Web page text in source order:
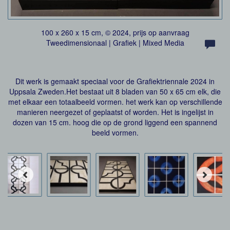
100 x 260 x 15 cm, © 2024, prijs op aanvraag
Tweedimensionaal | Grafiek | Mixed Media
Dit werk is gemaakt speciaal voor de Grafiektriennale 2024 in
Uppsala Zweden.Het bestaat uit 8 bladen van 50 x 65 cm elk, die
met elkaar een totaalbeeld vormen. het werk kan op verschillende
manieren neergezet of geplaatst of worden. Het is ingelijst in
dozen van 15 cm. hoog die op de grond liggend een spannend
beeld vormen.